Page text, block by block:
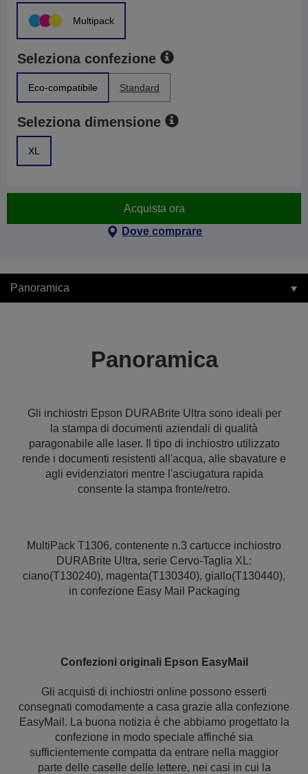
Multipack
Seleziona confezione
Eco-compatibile Standard
Seleziona dimensione
XL
Acquista ora
Dove comprare
Panoramica
Panoramica
Gli inchiostri Epson DURABrite Ultra sono ideali per
la stampa di documenti aziendali di qualità
paragonabile alle laser. Il tipo di inchiostro utilizzato
rende i documenti resistenti all'acqua, alle sbavature e
agli evidenziatori mentre l'asciugatura rapida
consente la stampa fronte/retro.
MultiPack T1306, contenente n.3 cartucce inchiostro
DURABrite Ultra, serie Cervo-Taglia XL:
ciano(T130240), magenta(T130340), giallo(T130440),
in confezione Easy Mail Packaging
Confezioni originali Epson EasyMail
Gli acquisti di inchiostri online possono esserti
consegnati comodamente a casa grazie alla confezione
EasyMail. La buona notizia è che abbiamo progettato la
confezione in modo speciale affinché sia
sufficientemente compatta da entrare nella maggior
parte delle caselle delle lettere, nei casi in cui la